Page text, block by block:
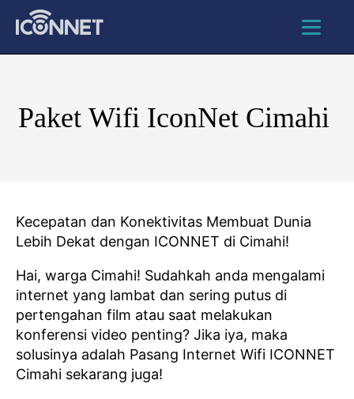
Paket Wifi IconNet Cimahi
Kecepatan dan Konektivitas Membuat Dunia
Lebih Dekat dengan ICONNET di Cimahi!
Hai, warga Cimahi! Sudahkah anda mengalami
internet yang lambat dan sering putus di
pertengahan film atau saat melakukan
konferensi video penting? Jika iya, maka
solusinya adalah Pasang Internet Wifi ICONNET
Cimahi sekarang juga!